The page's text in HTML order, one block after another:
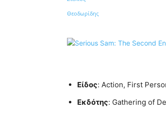
Κοινοποίηση
Είδος: Action, First
Εκδότης: Gathering of